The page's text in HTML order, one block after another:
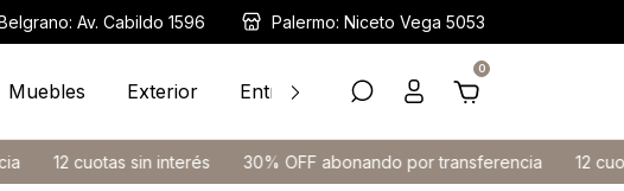
Av. Cabildo 1596 Palermo: Niceto Vega 5053
Muebles Exterior Entrega Inmediata Ayuda
0
sin interés 30% OFF abonando por transferencia 12 cuotas sin